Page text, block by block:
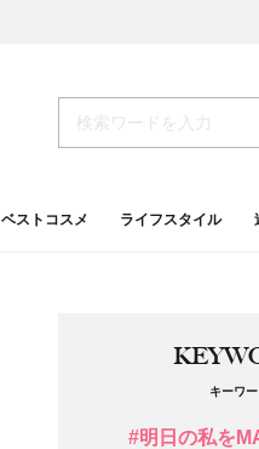
ベストコスメ ライフスタイル
キーワー
#明日の私を